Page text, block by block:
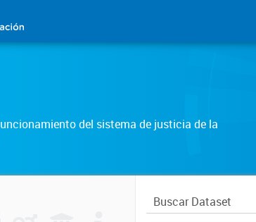
del sistema de justicia de la